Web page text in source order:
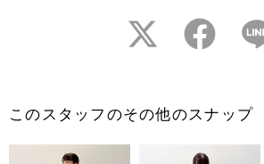
twitter facebook
このスタッフのその他のスナップ